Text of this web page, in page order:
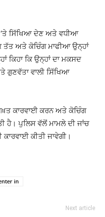
ਸਿੱਖਿਆ ਦੇਣ ਅਤੇ ਵਧੀਆ
ਤੱਤ ਅਤੇ ਕੋਚਿੰਗ ਮਾਫੀਆ ਉਨ੍ਹਾਂ
ਕਿਹਾ ਕਿ ਉਨ੍ਹਾਂ ਦਾ ਮਕਸਦ
ਵਾਲੀ ਸਿੱਖਿਆ
ਕਾਰਵਾਈ ਕਰਨ ਅਤੇ ਕੋਚਿੰਗ
ਹੈ। ਪੁਲਿਸ ਵੱਲੋਂ ਮਾਮਲੇ ਦੀ ਜਾਂਚ
ਕੀਤੀ ਜਾਵੇਗੀ।
in
Next article